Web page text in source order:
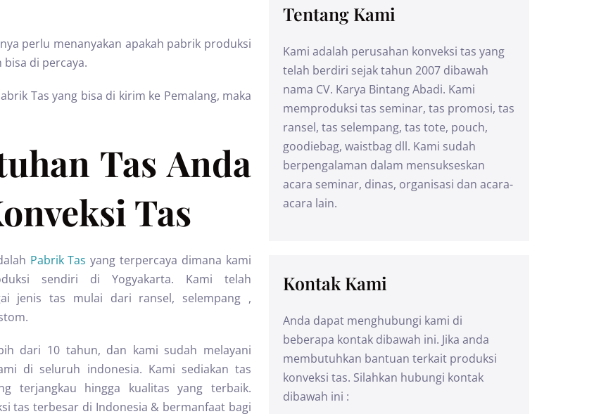
perlu menanyakan apakah pabrik produksi
di percaya.
Tas yang bisa di kirim ke Pemalang, maka
Tas Anda
Tas
Pabrik Tas yang terpercaya dimana kami
sendiri di Yogyakarta. Kami telah
jenis tas mulai dari ransel, selempang ,
dari 10 tahun, dan kami sudah melayani
di seluruh indonesia. Kami sediakan tas
terjangkau hingga kualitas yang terbaik.
tas terbesar di Indonesia & bermanfaat bagi
Tentang Kami
Kami adalah perusahan konveksi tas yang
telah berdiri sejak tahun 2007 dibawah
nama CV. Karya Bintang Abadi. Kami
memproduksi tas seminar, tas promosi, tas
ransel, tas selempang, tas tote, pouch,
goodiebag, waistbag dll. Kami sudah
berpengalaman dalam mensukseskan
acara seminar, dinas, organisasi dan acara-
acara lain.
Kontak Kami
Anda dapat menghubungi kami di
beberapa kontak dibawah ini. Jika anda
membutuhkan bantuan terkait produksi
konveksi tas. Silahkan hubungi kontak
dibawah ini :